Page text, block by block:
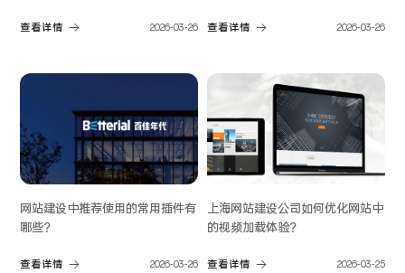
查看详情 2026-03-26 查看详情 2026-03-26
网站建设中推荐使用的常用插件有
哪些？
查看详情 2026-03-26
上海网站建设公司如何优化网站中
的视频加载体验？
查看详情 2026-03-25